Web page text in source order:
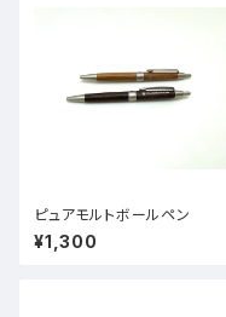
ピュアモルトボールペン
¥1,300